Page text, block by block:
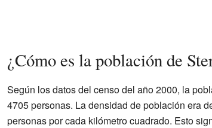
¿Cómo es la población de
Según los datos del censo del año 2000, la
4705 personas. La densidad de población era
personas por cada kilómetro cuadrado. Esto